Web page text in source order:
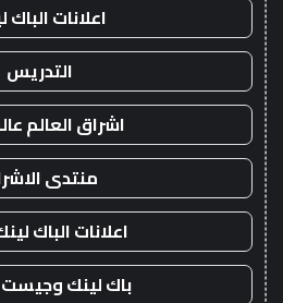
اعلانات الباك
التدريس
اشراق العالم
منتدى
اعلانات الباك لينك
باك لينك